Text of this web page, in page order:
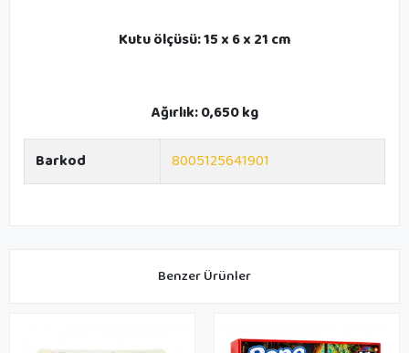
Kutu ölçüsü: 15 x 6 x 21 cm
Ağırlık: 0,650 kg
Barkod 8005125641901
Benzer Ürünler